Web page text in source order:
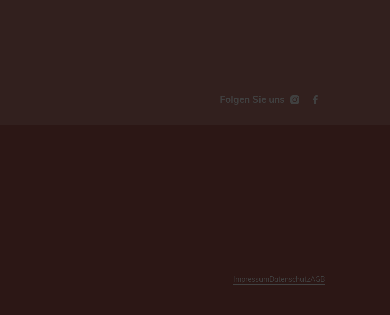
Folgen Sie uns
ImpressumDatenschutzAGB